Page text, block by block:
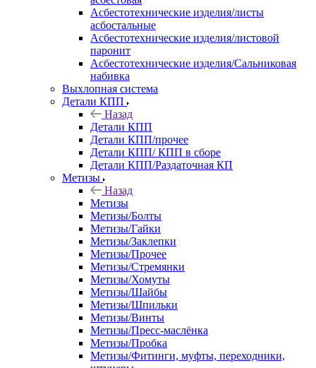
Асбестотехнические изделия/листы
асбостальные
Асбестотехнические изделия/листовой
паронит
Асбестотехнические изделия/Сальниковая
набивка
Выхлопная система
Детали КПП
Назад
Детали КПП
Детали КПП/прочее
Детали КПП/ КПП в сборе
Детали КПП/Раздаточная КП
Метизы
Назад
Метизы
Метизы/Болты
Метизы/Гайки
Метизы/Заклепки
Метизы/Прочее
Метизы/Стремянки
Метизы/Хомуты
Метизы/Шайбы
Метизы/Шпильки
Метизы/Винты
Метизы/Пресс-маслёнка
Метизы/Пробка
Метизы/Фитинги, муфты, переходники,